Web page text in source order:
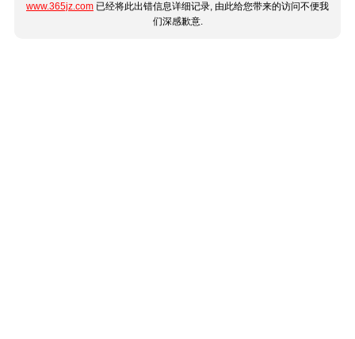
www.365jz.com 已经将此出错信息详细记录, 由此给您带来的访问不便我
们深感歉意.